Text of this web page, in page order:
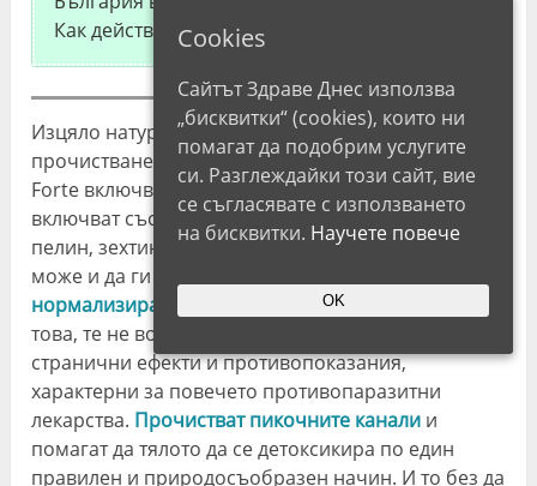
Как действат те? Разберете в нашето ревю!
Изцяло натуралният състав на капките за пълно
прочистване на организма от паразити Clean
Forte включва множество био-екстракти. Те
включват съставки, като дивбосилек, сладък
пелин, зехтин и карамфил. Много потребители
може и да ги разпознаят, като добри агенти за
нормализиране на кръвното налягане
това, те не водят до появата на негативни
странични ефекти и противопоказания,
характерни за повечето противопаразитни
лекарства. Прочистват пикочните канали и
помагат да тялото да се детоксикира по един
правилен и природосъобразен начин. И то без да
Cookies
Сайтът Здраве Днес използва
„бисквитки“ (cookies), които ни
помагат да подобрим услугите
си. Разглеждайки този сайт, вие
се съгласявате с използването
на бисквитки. Научете повече
OK